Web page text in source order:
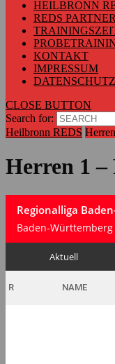
HEILBRONN
REDS
KONTAKT
IMPRESSUM
CLOSE BUTTON
Search for:
Heilbronn REDS
Herren 1 –